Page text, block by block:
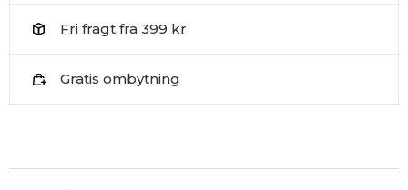
Fri fragt fra 399 kr
Gratis ombytning